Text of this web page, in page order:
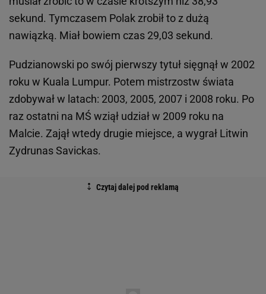
sekund. Tymczasem Polak zrobił to z dużą
nawiązką. Miał bowiem czas 29,03 sekund.
Pudzianowski po swój pierwszy tytuł sięgnął w 2002
roku w Kuala Lumpur. Potem mistrzostw świata
zdobywał w latach: 2003, 2005, 2007 i 2008 roku. Po
raz ostatni na MŚ wziął udział w 2009 roku na
Malcie. Zajął wtedy drugie miejsce, a wygrał Litwin
Zydrunas Savickas.